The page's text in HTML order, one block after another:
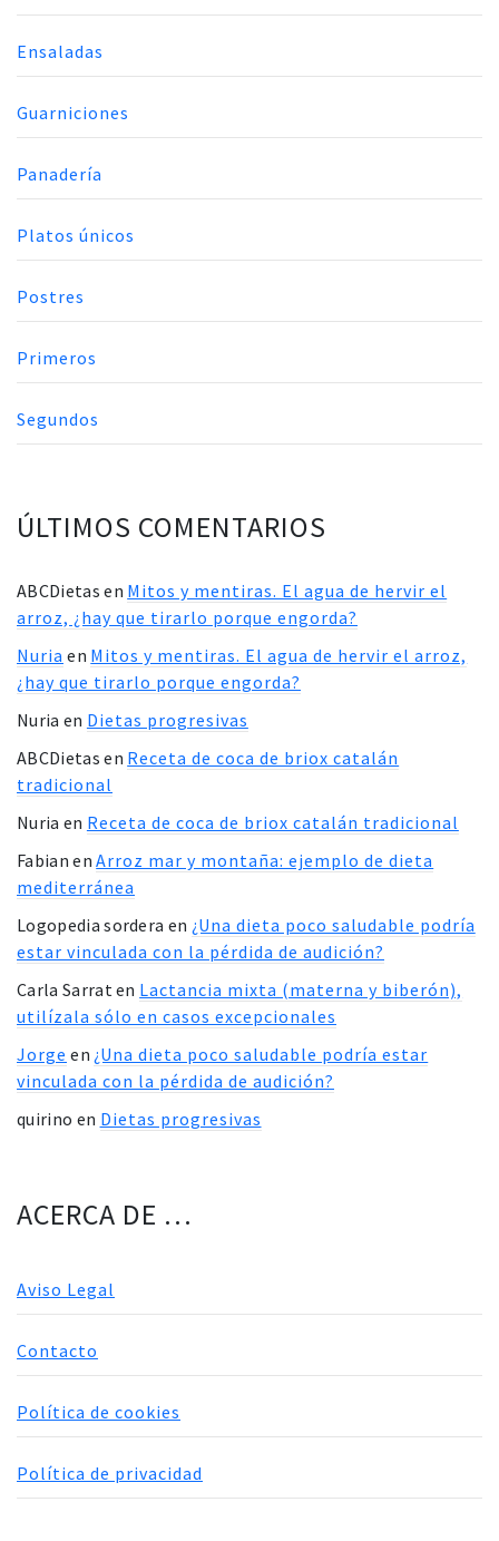
Ensaladas
Guarniciones
Panadería
Platos únicos
Postres
Primeros
Segundos
ÚLTIMOS COMENTARIOS
ABCDietas en Mitos y mentiras. El agua de hervir el
arroz, ¿hay que tirarlo porque engorda?
Nuria en Mitos y mentiras. El agua de hervir el arroz,
¿hay que tirarlo porque engorda?
Nuria en Dietas progresivas
ABCDietas en Receta de coca de briox catalán
tradicional
Nuria en Receta de coca de briox catalán tradicional
Fabian enArroz mar y montaña: ejemplo de dieta
mediterránea
Logopedia sordera en ¿Una dieta poco saludable podría
estar vinculada con la pérdida de audición?
Carla Sarraten Lactancia mixta (materna y biberón),
utilízala sólo en casos excepcionales
Jorge en ¿Una dieta poco saludable podría estar
vinculada con la pérdida de audición?
quirino en Dietas progresivas
ACERCA DE …
Aviso Legal
Contacto
Política de cookies
Política de privacidad